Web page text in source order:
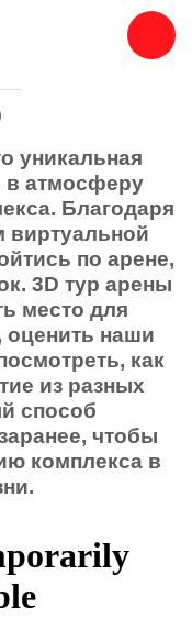
уникальная
в атмосферу
Благодаря
виртуальной
по арене,
3D тур арены
место для
оценить наши
как
из разных
способ
чтобы
комплекса в